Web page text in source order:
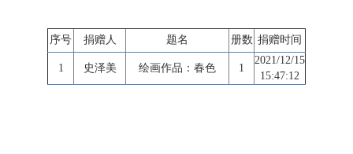
序号 捐赠人 题名 册数 捐赠时间
1 史泽美 绘画作品：春色 1
2021/12/15
15:47:12